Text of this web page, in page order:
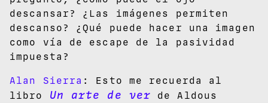
descansar? ¿Las imágenes permiten
descanso? ¿Qué puede hacer una imagen
como vía de escape de la pasividad
impuesta?
Alan Sierra : Esto me recuerda al
libro Un arte de ver de Aldous